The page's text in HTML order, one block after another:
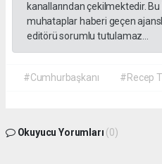
kanallarından çekilmektedir.
muhataplar haberi geçen
editörü sorumlu tutulamaz...
#Cumhurbaşkanı #Recep
Okuyucu Yorumları (0)